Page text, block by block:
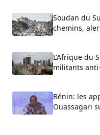
Soudan du
chemins,
L’Afrique du
militants
Bénin: les
Ouassagari